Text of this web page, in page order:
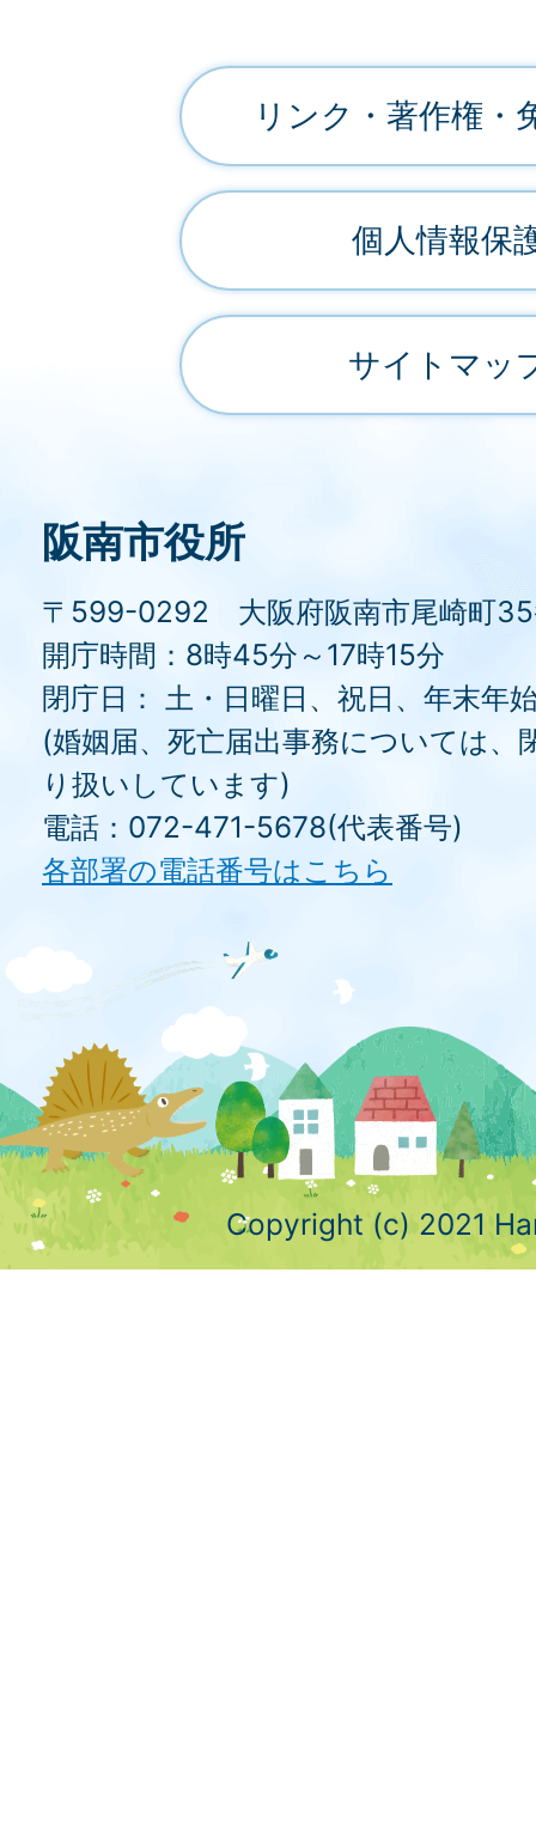
リンク・著作権・
個人情報保
サイトマッ
阪南市役所
〒599-0292 大阪府阪南市尾崎町35
開庁時間：8時45分～17時15分
閉庁日： 土・日曜日、祝日、年末年
(婚姻届、死亡届出事務については、
り扱いしています)
電話：072-471-5678(代表番号)
各部署の電話番号はこちら
Copyright (c) 2021